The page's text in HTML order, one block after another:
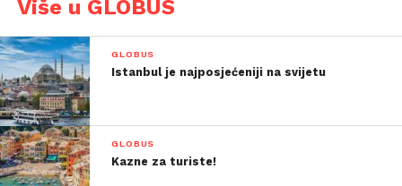
Više u GLOBUS
GLOBUS
Istanbul je najposjećeniji na svijetu
GLOBUS
Kazne za turiste!